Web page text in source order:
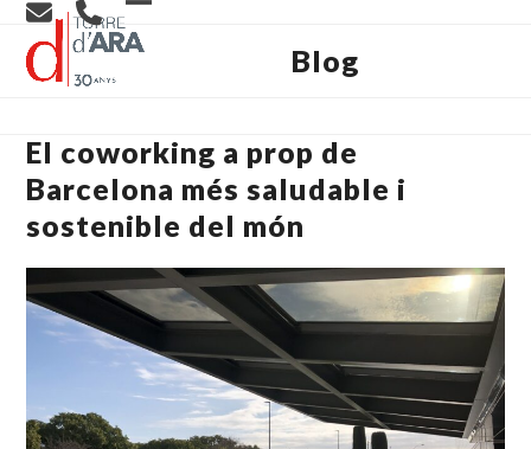
Skip
content
Open
Close
Blog
El coworking a prop de
Barcelona més saludable i
sostenible del món